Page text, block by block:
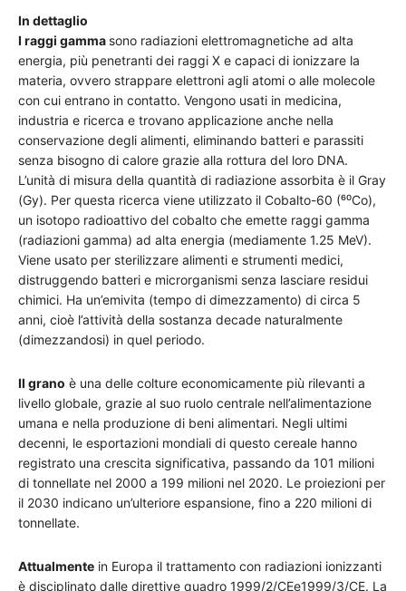
In dettaglio
I raggi gamma sono radiazioni elettromagnetiche ad alta
energia, più penetranti dei raggi X e capaci di ionizzare la
materia, ovvero strappare elettroni agli atomi o alle molecole
con cui entrano in contatto. Vengono usati in medicina,
industria e ricerca e trovano applicazione anche nella
conservazione degli alimenti, eliminando batteri e parassiti
senza bisogno di calore grazie alla rottura del loro DNA.
L’unità di misura della quantità di radiazione assorbita è il Gray
(Gy). Per questa ricerca viene utilizzato il Cobalto-60 (⁶⁰Co),
un isotopo radioattivo del cobalto che emette raggi gamma
(radiazioni gamma) ad alta energia (mediamente 1.25 MeV).
Viene usato per sterilizzare alimenti e strumenti medici,
distruggendo batteri e microrganismi senza lasciare residui
chimici. Ha un’emivita (tempo di dimezzamento) di circa 5
anni, cioè l’attività della sostanza decade naturalmente
(dimezzandosi) in quel periodo.
Il grano è una delle colture economicamente più rilevanti a
livello globale, grazie al suo ruolo centrale nell’alimentazione
umana e nella produzione di beni alimentari. Negli ultimi
decenni, le esportazioni mondiali di questo cereale hanno
registrato una crescita significativa, passando da 101 milioni
di tonnellate nel 2000 a 199 milioni nel 2020. Le proiezioni per
il 2030 indicano un’ulteriore espansione, fino a 220 milioni di
tonnellate.
Attualmente in Europa il trattamento con radiazioni ionizzanti
è disciplinato dalle direttive quadro 1999/2/CEe1999/3/CE. La